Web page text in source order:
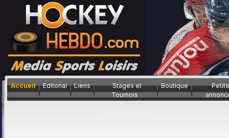
Accueil Editorial Liens
Stages et
Tournois
Boutique